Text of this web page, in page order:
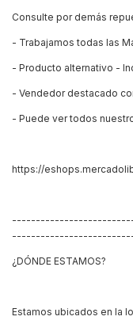
Consulte por demás
- Trabajamos todas las
- Producto alternativo -
- Vendedor destacado
- Puede ver todos
https://
¿DÓNDE ESTAMOS?
Estamos ubicados en la